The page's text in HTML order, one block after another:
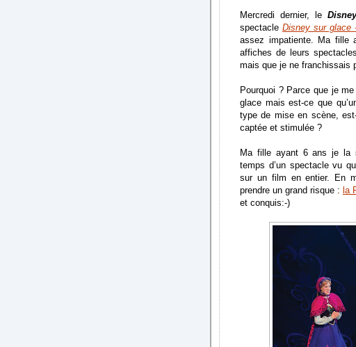
Mercredi dernier, le
spectacle Disney sur glace
assez impatiente. Ma
affiches de leurs
mais que je ne franchissais
Pourquoi ? Parce que je
glace mais est-ce que
type de mise en scène,
captée et stimulée ?
Ma fille ayant 6 ans je la
temps d’un spectacle vu
sur un film en entier. En
prendre un grand risque : la
et conquis:-)